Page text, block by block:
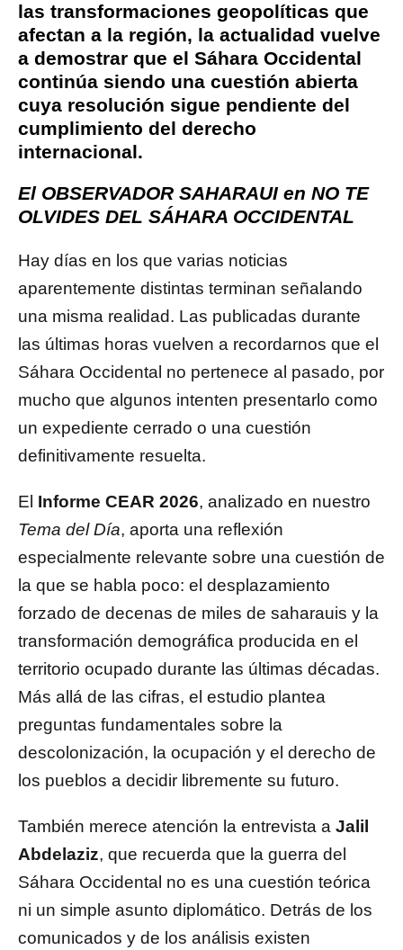
las transformaciones geopolíticas que
afectan a la región, la actualidad vuelve
a demostrar que el Sáhara Occidental
continúa siendo una cuestión abierta
cuya resolución sigue pendiente del
cumplimiento del derecho
internacional.
El OBSERVADOR SAHARAUI en NO TE
OLVIDES DEL SÁHARA OCCIDENTAL
Hay días en los que varias noticias
aparentemente distintas terminan señalando
una misma realidad. Las publicadas durante
las últimas horas vuelven a recordarnos que el
Sáhara Occidental no pertenece al pasado, por
mucho que algunos intenten presentarlo como
un expediente cerrado o una cuestión
definitivamente resuelta.
El Informe CEAR 2026, analizado en nuestro
Tema del Día, aporta una reflexión
especialmente relevante sobre una cuestión de
la que se habla poco: el desplazamiento
forzado de decenas de miles de saharauis y la
transformación demográfica producida en el
territorio ocupado durante las últimas décadas.
Más allá de las cifras, el estudio plantea
preguntas fundamentales sobre la
descolonización, la ocupación y el derecho de
los pueblos a decidir libremente su futuro.
También merece atención la entrevista a Jalil
Abdelaziz, que recuerda que la guerra del
Sáhara Occidental no es una cuestión teórica
ni un simple asunto diplomático. Detrás de los
comunicados y de los análisis existen